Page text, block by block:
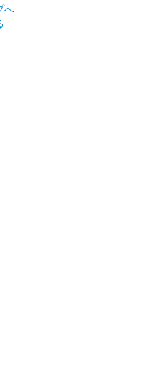
印
。
。
験デジタルパスで姫路城に
本がコラボした特別御城印
へ